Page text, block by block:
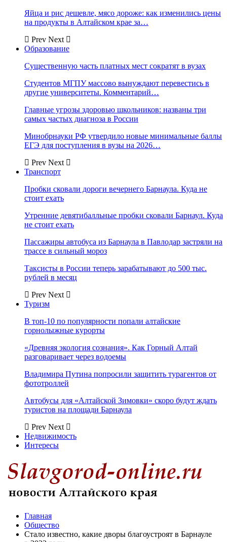
Яйца и рис дешевле, мясо дороже: как изменились цены
на продукты в Алтайском крае за…
Prev Next
Образование
Существенную часть платных мест сократят в вузах
Студентов МГПУ массово вынуждают перевестись в
другие университеты. Комментарий…
Главные угрозы здоровью школьников: названы три
самых частых диагноза в России
Минобрнауки РФ утвердило новые минимальные баллы
ЕГЭ для поступления в вузы на 2026…
Prev Next
Транспорт
Пробки сковали дороги вечернего Барнаула. Куда не
стоит ехать
Утренние девятибалльные пробки сковали Барнаул. Куда
не стоит ехать
Пассажиры автобуса из Барнаула в Павлодар застряли на
трассе в сильный мороз
Таксисты в России теперь зарабатывают до 500 тыс.
рублей в месяц
Prev Next
Туризм
В топ-10 по популярности попали алтайские
горнолыжные курорты
«Древняя экология сознания». Как Горный Алтай
разговаривает через водоемы
Владимира Путина попросили защитить турагентов от
фототроллей
Автобусы для «Алтайской Зимовки» скоро будут ждать
туристов на площади Барнаула
Prev Next
Недвижимость
Интересы
Главная
Общество
Стало известно, какие дворы благоустроят в Барнауле